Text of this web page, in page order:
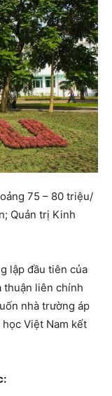
75 – 80 triệu/
Quản trị Kinh
lập đầu tiên của
thuận liên chính
nhà trường áp
Việt Nam kết